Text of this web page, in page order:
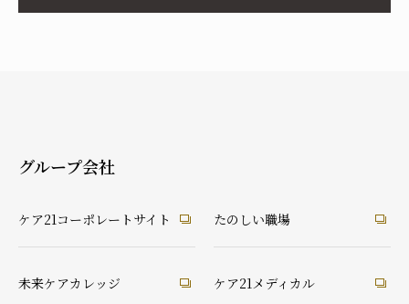
実の父
実の母 義理の父
知人・友人
ケアマネ・介護・医療関係者
の他の規範等を遵守した取得やその利用に努めてまいります。
消去等の権利を有していることを認識し、本人からのこれらの
要求に対しては、遅滞なく対応してまいります。
き、本人に同意なく個人情報を第三者に提供することはありま
せん。
当社は、個人情報の取扱いに関して、顧客等からの相談や苦情
グループ会社
ケア21コーポレートサイト たのしい職場
未来ケアカレッジ ケア21メディカル